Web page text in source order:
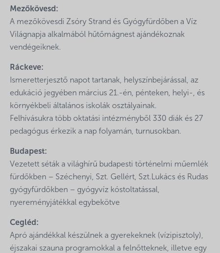
Mezőkövesd:
A mezőkövesdi Zsóry Strand és Gyógyfürdőben a Víz
Világnapja alkalmából hűtőmágnest ajándékoznak
vendégeiknek.
Ráckeve:
Ismeretterjesztő napot tartanak, helyszínbejárással, az
edukáció jegyében március 21.-én, pénteken, helyi-, és
környékbeli általános iskolák osztályainak.
Felhívásukra több oktatási intézményből 330 diák és 27
pedagógus érkezik a nap folyamán, turnusokban.
Budapest:
Vezetett séták a világhírű budapesti történelmi műemlék
fürdőkben – Széchenyi, Szt. Gellért, Szt.Lukács és Rudas
gyógyfürdőkben – gyógyvíz kóstoltatással,
nyereményjátékkal egybekötve
Cegléd:
Apró ajándékkal készülnek a gyerekeknek (vízipisztoly),
éjszakai szauna programokkal a felnőtteknek, illetve egy